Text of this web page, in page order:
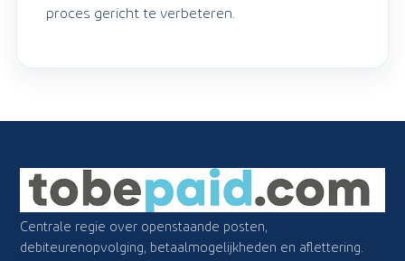
proces gericht te verbeteren.
Centrale regie over openstaande posten,
debiteurenopvolging, betaalmogelijkheden en aflettering.